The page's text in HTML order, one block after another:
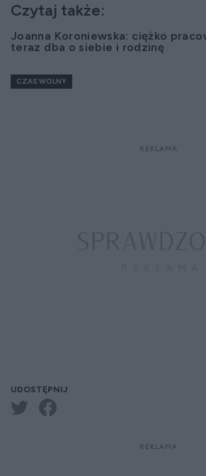
Czytaj także:
Joanna Koroniewska: ciężko
teraz dba o siebie i rodzinę
CZAS WOLNY
UDOSTĘPNIJ